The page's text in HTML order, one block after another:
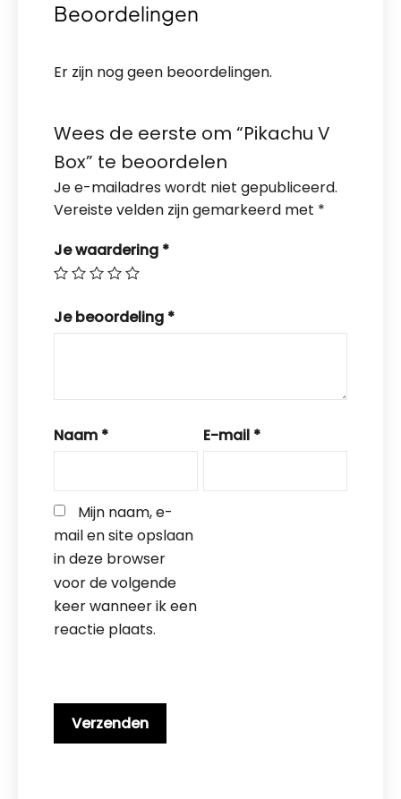
Beoordelingen
Er zijn nog geen beoordelingen.
Wees de eerste om “Pikachu V
Box” te beoordelen
Je e-mailadres wordt niet gepubliceerd.
Vereiste velden zijn gemarkeerd met *
Je waardering *
Je beoordeling *
Naam * E-mail *
Mijn naam, e-
mail en site opslaan
in deze browser
voor de volgende
keer wanneer ik een
reactie plaats.